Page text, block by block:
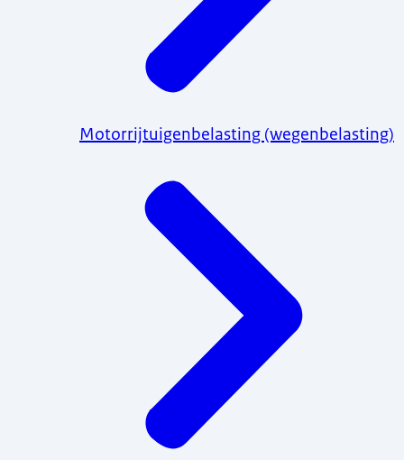
Motorrijtuigenbelasting (wegenbelasting)